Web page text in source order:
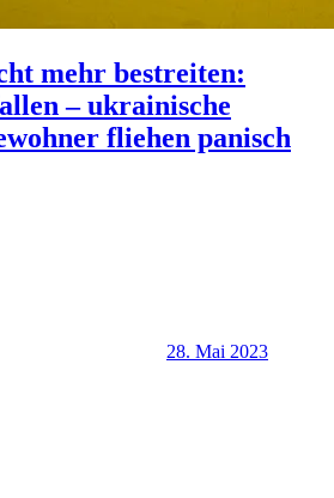
mehr bestreiten:
– ukrainische
fliehen panisch
28. Mai 2023